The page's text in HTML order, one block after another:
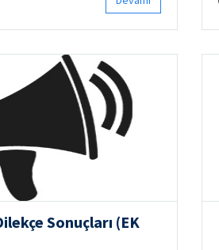
Sonuçları (EK